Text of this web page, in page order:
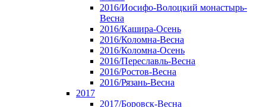
2016/Иосифо-Волоцкий монастырь-
Весна
2016/Кашира-Осень
2016/Коломна-Весна
2016/Коломна-Осень
2016/Переславль-Весна
2016/Ростов-Весна
2016/Рязань-Весна
2017
2017/Боровск-Весна